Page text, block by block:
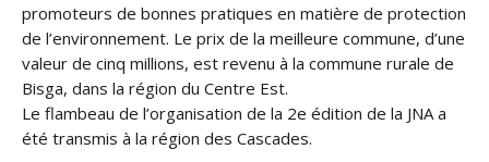
promoteurs de bonnes pratiques en matière de protection
de l’environnement. Le prix de la meilleure commune, d’une
valeur de cinq millions, est revenu à la commune rurale de
Bisga, dans la région du Centre Est.
Le flambeau de l’organisation de la 2e édition de la JNA a
été transmis à la région des Cascades.